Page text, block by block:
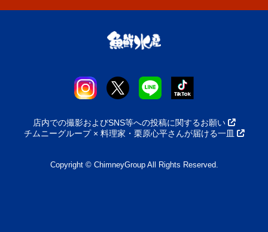
店内での撮影およびSNS等への投稿に関するお願い
チムニーグループ × 料理家・栗原心平さんが届ける一皿
Copyright © ChimneyGroup All Rights Reserved.